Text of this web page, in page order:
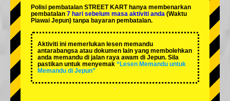
Polisi pembatalan STREET KART hanya membenarkan
pembatalan 7 hari sebelum masa aktiviti anda (Waktu
Piawai Jepun) tanpa bayaran pembatalan.
Aktiviti ini memerlukan lesen memandu
antarabangsa atau dokumen lain yang membolehkan
anda memandu di jalan raya awam di Jepun. Sila
pastikan untuk menyemak “Lesen Memandu untuk
Memandu di Jepun”